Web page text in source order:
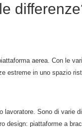
aerea. Con le
estreme in uno spazio
lavoratore. Sono di varie
design: piattaforme a